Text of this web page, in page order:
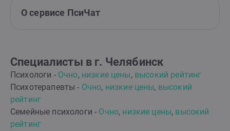
О сервисе ПсиЧат
Специалисты в г. Челябинск
Психологи - Очно, низкие цены, высокий рейтинг
Психотерапевты - Очно, низкие цены, высокий
рейтинг
Семейные психологи - Очно, низкие цены, высокий
рейтинг